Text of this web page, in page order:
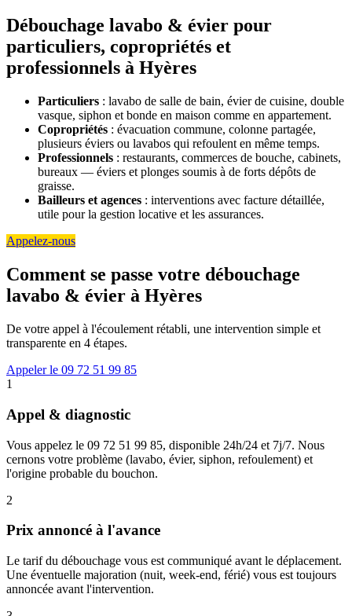
Débouchage lavabo & évier pour
particuliers, copropriétés et
professionnels à Hyères
Particuliers : lavabo de salle de bain, évier de cuisine, double
vasque, siphon et bonde en maison comme en appartement.
Copropriétés : évacuation commune, colonne partagée,
plusieurs éviers ou lavabos qui refoulent en même temps.
Professionnels : restaurants, commerces de bouche, cabinets,
bureaux — éviers et plonges soumis à de forts dépôts de
graisse.
Bailleurs et agences : interventions avec facture détaillée,
utile pour la gestion locative et les assurances.
Appelez-nous
Comment se passe votre débouchage
lavabo & évier à Hyères
De votre appel à l'écoulement rétabli, une intervention simple et
transparente en 4 étapes.
Appeler le 09 72 51 99 85
1
Appel & diagnostic
Vous appelez le 09 72 51 99 85, disponible 24h/24 et 7j/7. Nous
cernons votre problème (lavabo, évier, siphon, refoulement) et
l'origine probable du bouchon.
2
Prix annoncé à l'avance
Le tarif du débouchage vous est communiqué avant le déplacement.
Une éventuelle majoration (nuit, week-end, férié) vous est toujours
annoncée avant l'intervention.